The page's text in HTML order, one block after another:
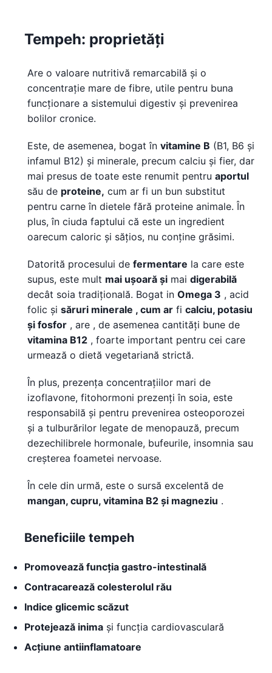
Tempeh: proprietăți
Are o valoare nutritivă remarcabilă și o
concentrație mare de fibre, utile pentru buna
funcționare a sistemului digestiv și prevenirea
bolilor cronice.
Este, de asemenea, bogat în vitamine B (B1, B6 și
infamul B12) și minerale, precum calciu și fier, dar
mai presus de toate este renumit pentru aportul
său de proteine, cum ar fi un bun substitut
pentru carne în dietele fără proteine ​​animale. În
plus, în ciuda faptului că este un ingredient
oarecum caloric și sățios, nu conține grăsimi.
Datorită procesului de fermentare la care este
supus, este mult mai ușoară și mai digerabilă
decât soia tradițională. Bogat in Omega 3 , acid
folic și săruri minerale , cum ar fi calciu, potasiu
și fosfor , are , de asemenea cantități bune de
vitamina B12 , foarte important pentru cei care
urmează o dietă vegetariană strictă.
În plus, prezența concentrațiilor mari de
izoflavone, fitohormoni prezenți în soia, este
responsabilă și pentru prevenirea osteoporozei
și a tulburărilor legate de menopauză, precum
dezechilibrele hormonale, bufeurile, insomnia sau
creșterea foametei nervoase.
În cele din urmă, este o sursă excelentă de
mangan, cupru, vitamina B2 și magneziu .
Beneficiile tempeh
Promovează funcția gastro-intestinală
Contracarează colesterolul rău
Indice glicemic scăzut
Protejează inima și funcția cardiovasculară
Acțiune antiinflamatoare